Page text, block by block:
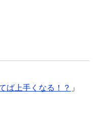
ば上手くなる！？ 」